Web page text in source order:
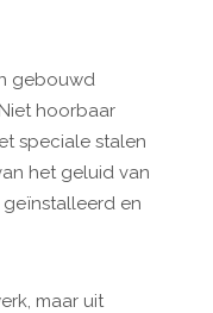
gebouwd
hoorbaar
speciale stalen
het geluid van
en
maar uit